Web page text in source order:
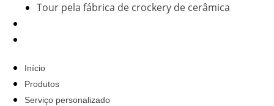
Tour pela fábrica de crockery de cerâmica
Início
Produtos
Serviço personalizado